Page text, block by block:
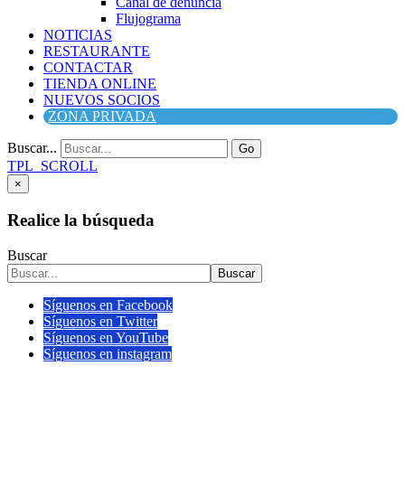
Flujograma
NOTICIAS
RESTAURANTE
CONTACTAR
TIENDA ONLINE
NUEVOS SOCIOS
ZONA PRIVADA
Buscar... Go
TPL_SCROLL
×
Realice la búsqueda
Buscar
Buscar
Síguenos en Facebook
Síguenos en Twitter
Síguenos en YouTube
Síguenos en instagram